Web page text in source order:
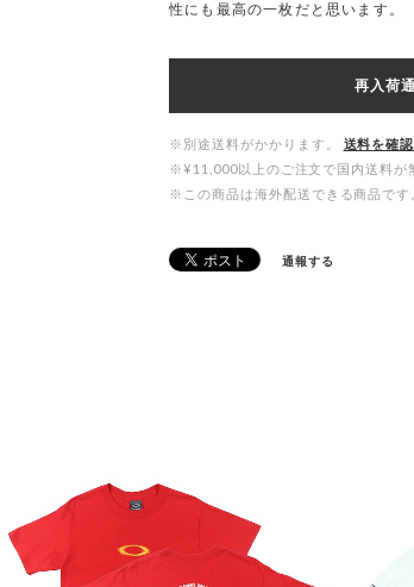
性にも最高の一枚だと思います。
再入荷
※別途送料がかかります。
送料を確
※¥11,000以上のご注文で国内送料が
※この商品は海外配送できる商品です
通報する